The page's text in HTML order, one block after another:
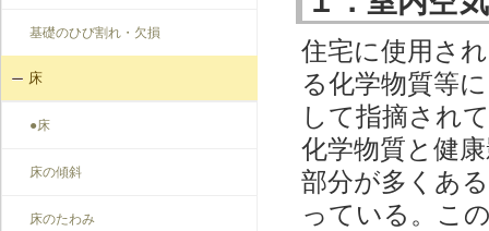
基礎のひび割れ・欠損
床
●床
床の傾斜
床のたわみ
住宅に使用さ
る化学物質等
して指摘され
化学物質と健
部分が多くあ
っている。こ